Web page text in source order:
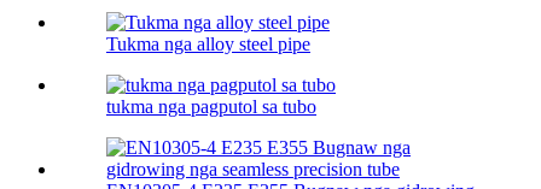
Tukma nga alloy steel pipe
tukma nga pagputol sa tubo